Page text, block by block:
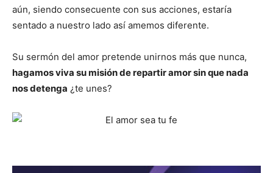
aún, siendo consecuente con sus acciones, estaría
sentado a nuestro lado así amemos diferente.
Su sermón del amor pretende unirnos más que nunca,
hagamos viva su misión de repartir amor sin que nada
nos detenga ¿te unes?